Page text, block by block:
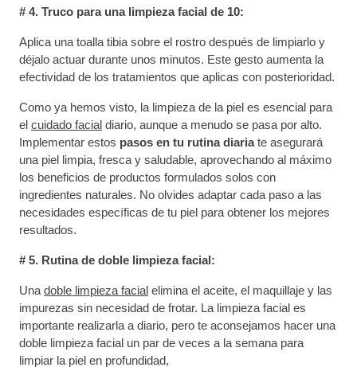
# 4. Truco para una limpieza facial de 10:
Aplica una toalla tibia sobre el rostro después de limpiarlo y
déjalo actuar durante unos minutos. Este gesto aumenta la
efectividad de los tratamientos que aplicas con posterioridad.
Como ya hemos visto, la limpieza de la piel es esencial para
el cuidado facial diario, aunque a menudo se pasa por alto.
Implementar estos pasos en tu rutina diariate asegurará
una piel limpia, fresca y saludable, aprovechando al máximo
los beneficios de productos formulados solos con
ingredientes naturales. No olvides adaptar cada paso a las
necesidades específicas de tu piel para obtener los mejores
resultados.
# 5. Rutina de doble limpieza facial:
Una doble limpieza facial elimina el aceite, el maquillaje y las
impurezas sin necesidad de frotar. La limpieza facial es
importante realizarla a diario, pero te aconsejamos hacer una
doble limpieza facial un par de veces a la semana para
limpiar la piel en profundidad,